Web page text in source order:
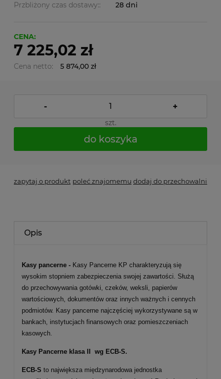
Przbliżony czas dostawy::
28 dni
CENA:
7 225,02 zł
Cena netto: 5 874,00 zł
- +
szt.
do koszyka
zapytaj o produkt poleć znajomemu dodaj do przechowalni
Opis
Kasy pancerne - Kasy Pancerne KP charakteryzują się
wysokim stopniem zabezpieczenia swojej zawartości. Służą
do przechowywania gotówki, czeków, weksli, papierów
wartościowych, dokumentów oraz innych ważnych i cennych
podmiotów. Kasy pancerne najczęściej wykorzystywane są w
bankach, instytucjach finansowych oraz pomieszczeniach
kasowych.
Kasy Pancerne klasa II wg ECB-S.
ECB-S to największa międzynarodowa jednostka